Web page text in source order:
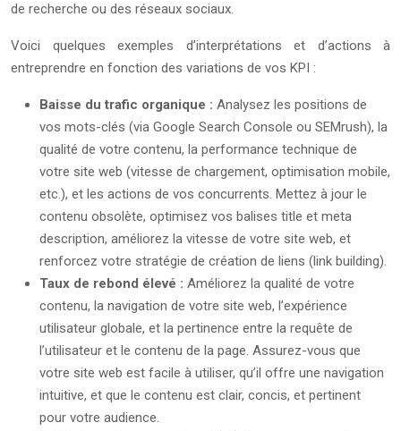
de recherche ou des réseaux sociaux.
Voici quelques exemples d’interprétations et d’actions à
entreprendre en fonction des variations de vos KPI :
Baisse du trafic organique : Analysez les positions de
vos mots-clés (via Google Search Console ou SEMrush), la
qualité de votre contenu, la performance technique de
votre site web (vitesse de chargement, optimisation mobile,
etc.), et les actions de vos concurrents. Mettez à jour le
contenu obsolète, optimisez vos balises title et meta
description, améliorez la vitesse de votre site web, et
renforcez votre stratégie de création de liens (link building).
Taux de rebond élevé : Améliorez la qualité de votre
contenu, la navigation de votre site web, l’expérience
utilisateur globale, et la pertinence entre la requête de
l’utilisateur et le contenu de la page. Assurez-vous que
votre site web est facile à utiliser, qu’il offre une navigation
intuitive, et que le contenu est clair, concis, et pertinent
pour votre audience.